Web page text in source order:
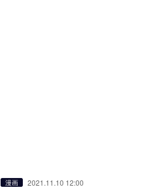
漫画 2021.11.10 12:00